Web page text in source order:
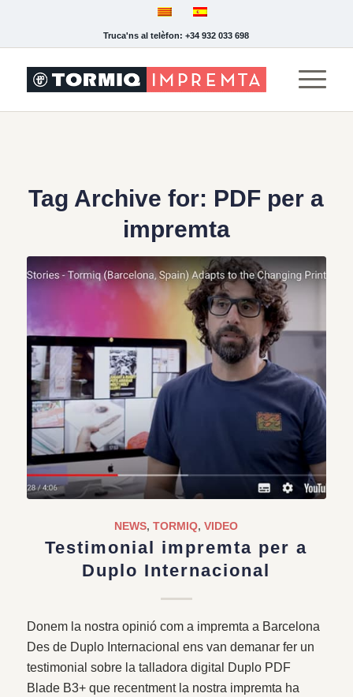
Truca'ns al telèfon: +34 932 033 698
Tag Archive for: PDF per a
impremta
NEWS,TORMIQ,VIDEO
Testimonial impremta per a
Duplo Internacional
Donem la nostra opinió com a impremta a Barcelona
Des de Duplo Internacional ens van demanar fer un
testimonial sobre la talladora digital Duplo PDF
Blade B3+ que recentment la nostra impremta ha